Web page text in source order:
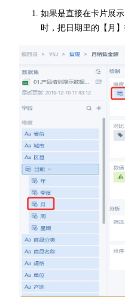
如果是直接在卡片展
时，把日期里的【月